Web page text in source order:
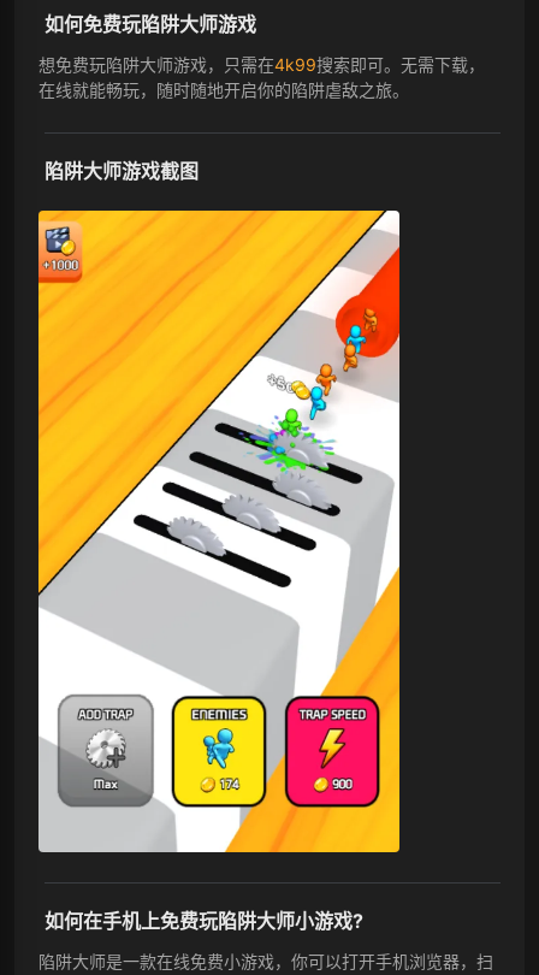
如何免费玩陷阱大师游戏
想免费玩陷阱大师游戏，只需在4k99搜索即可。无需下载，
在线就能畅玩，随时随地开启你的陷阱虐敌之旅。
陷阱大师游戏截图
如何在手机上免费玩陷阱大师小游戏?
陷阱大师是一款在线免费小游戏，你可以打开手机浏览器，扫